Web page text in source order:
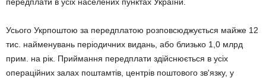
Усього Укрпоштою за передплатою розповсюджується майже 12
тис. найменувань періодичних видань, або близько 1,0 млрд
прим. на рік. Приймання передплати здійснюється в усіх
операційних залах поштамтів, центрів поштового зв'язку, у